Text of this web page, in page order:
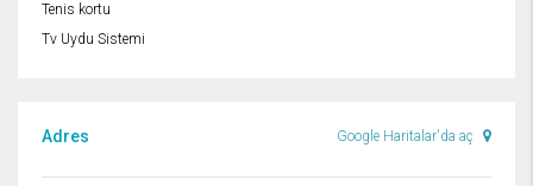
Tenis kortu
Tv Uydu Sistemi
Adres Google Haritalar'da aç